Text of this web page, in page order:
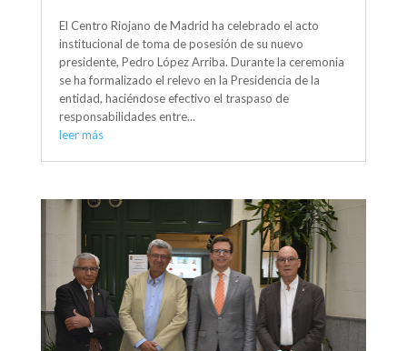
El Centro Riojano de Madrid ha celebrado el acto
institucional de toma de posesión de su nuevo
presidente, Pedro López Arriba. Durante la ceremonia
se ha formalizado el relevo en la Presidencia de la
entidad, haciéndose efectivo el traspaso de
responsabilidades entre...
leer más